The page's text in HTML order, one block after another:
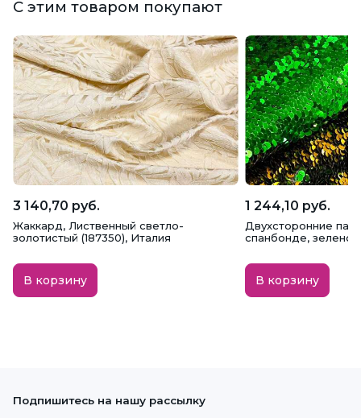
С этим товаром покупают
3 140,70 руб.
Жаккард, Лиственный светло-
золотистый (187350), Италия
В корзину
1 244,10 руб.
Двухсторонние
спанбонде, зелено-
В корзину
Подпишитесь на нашу рассылку